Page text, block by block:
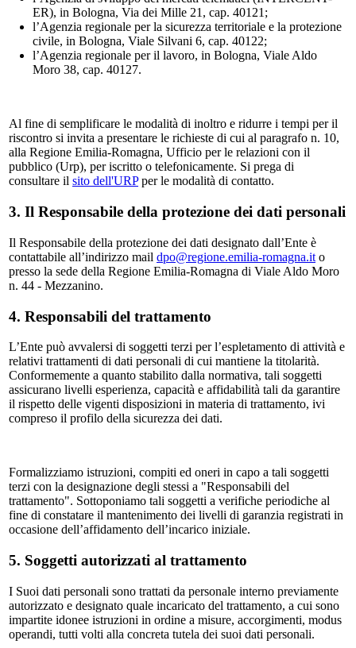
ER), in Bologna, Via dei Mille 21, cap. 40121;
l’Agenzia regionale per la sicurezza territoriale e la protezione
civile, in Bologna, Viale Silvani 6, cap. 40122;
l’Agenzia regionale per il lavoro, in Bologna, Viale Aldo
Moro 38, cap. 40127.
Al fine di semplificare le modalità di inoltro e ridurre i tempi per il
riscontro si invita a presentare le richieste di cui al paragrafo n. 10,
alla Regione Emilia-Romagna, Ufficio per le relazioni con il
pubblico (Urp), per iscritto o telefonicamente. Si prega di
consultare il sito dell'URPper le modalità di contatto.
3. Il Responsabile della protezione dei dati personali
Il Responsabile della protezione dei dati designato dall’Ente è
contattabile all’indirizzo mail dpo@regione.emilia-romagna.it o
presso la sede della Regione Emilia-Romagna di Viale Aldo Moro
n. 44 - Mezzanino.
4. Responsabili del trattamento
L’Ente può avvalersi di soggetti terzi per l’espletamento di attività e
relativi trattamenti di dati personali di cui mantiene la titolarità.
Conformemente a quanto stabilito dalla normativa, tali soggetti
assicurano livelli esperienza, capacità e affidabilità tali da garantire
il rispetto delle vigenti disposizioni in materia di trattamento, ivi
compreso il profilo della sicurezza dei dati.
Formalizziamo istruzioni, compiti ed oneri in capo a tali soggetti
terzi con la designazione degli stessi a "Responsabili del
trattamento". Sottoponiamo tali soggetti a verifiche periodiche al
fine di constatare il mantenimento dei livelli di garanzia registrati in
occasione dell’affidamento dell’incarico iniziale.
5. Soggetti autorizzati al trattamento
I Suoi dati personali sono trattati da personale interno previamente
autorizzato e designato quale incaricato del trattamento, a cui sono
impartite idonee istruzioni in ordine a misure, accorgimenti, modus
operandi, tutti volti alla concreta tutela dei suoi dati personali.